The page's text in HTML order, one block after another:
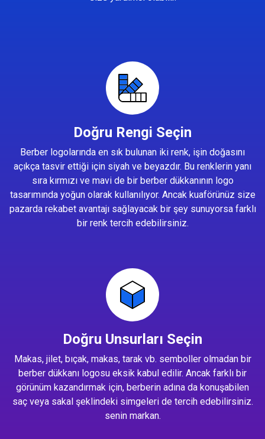
Doğru Rengi Seçin
Berber logolarında en sık bulunan iki renk, işin doğasını
açıkça tasvir ettiği için siyah ve beyazdır. Bu renklerin yanı
sıra kırmızı ve mavi de bir berber dükkanının logo
tasarımında yoğun olarak kullanılıyor. Ancak kuaförünüz size
pazarda rekabet avantajı sağlayacak bir şey sunuyorsa farklı
bir renk tercih edebilirsiniz.
Doğru Unsurları Seçin
Makas, jilet, bıçak, makas, tarak vb. semboller olmadan bir
berber dükkanı logosu eksik kabul edilir. Ancak farklı bir
görünüm kazandırmak için, berberin adına da konuşabilen
saç veya sakal şeklindeki simgeleri de tercih edebilirsiniz.
senin markan.